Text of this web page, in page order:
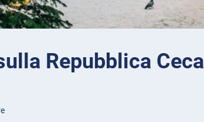
Repubblica Ceca